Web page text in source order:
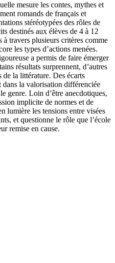
mesure les contes, mythes et
romands de français et
stéréotypées des rôles de
destinés aux élèves de 4 à 12
à travers plusieurs critères comme
les types d’actions menées.
a permis de faire émerger
résultats surprennent, d’autres
de la littérature. Des écarts
dans la valorisation différenciée
genre. Loin d’être anecdotiques,
implicite de normes et de
lumière les tensions entre visées
et questionne le rôle que l’école
remise en cause.